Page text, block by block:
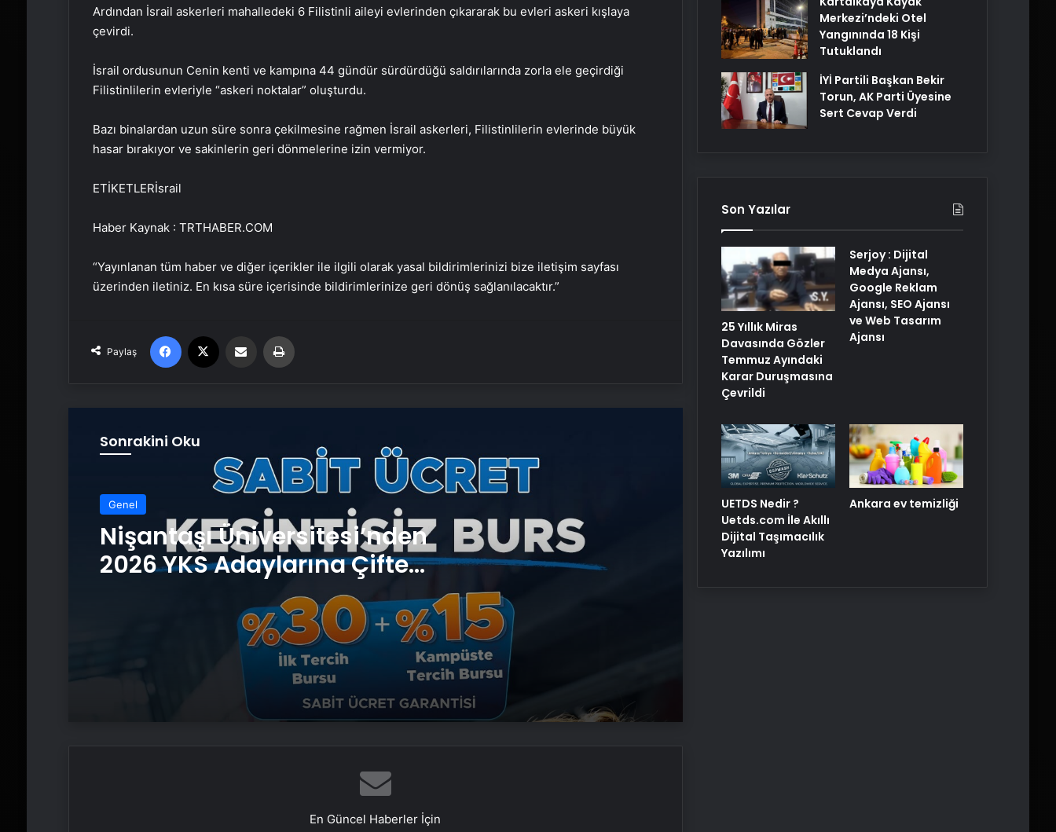
Ardından İsrail askerleri mahalledeki 6 Filistinli aileyi evlerinden çıkararak bu evleri askeri kışlaya
çevirdi.
İsrail ordusunun Cenin kenti ve kampına 44 gündür sürdürdüğü saldırılarında zorla ele geçirdiği
Filistinlilerin evleriyle “askeri noktalar” oluşturdu.
Bazı binalardan uzun süre sonra çekilmesine rağmen İsrail askerleri, Filistinlilerin evlerinde büyük
hasar bırakıyor ve sakinlerin geri dönmelerine izin vermiyor.
ETİKETLERİsrail
Haber Kaynak : TRTHABER.COM
“Yayınlanan tüm haber ve diğer içerikler ile ilgili olarak yasal bildirimlerinizi bize iletişim sayfası
üzerinden iletiniz. En kısa süre içerisinde bildirimlerinize geri dönüş sağlanılacaktır.”
Paylaş
Facebook Email'den paylaş
Sonrakini Oku
Genel
Nişantaşı Üniversitesi’nden
2026 YKS Adaylarına Çifte
Güvence: Sabit Ücret ve
Kesintisiz Burs
Adaylarına Çifte Güvence: Sabit
Ücret ve Kesintisiz Burs
Reklam Ajansı, SEO Ajansı ve Web
UETDS Nedir ? Uetds.com İle Akıllı
Dijital Taşımacılık Yazılımı
Ankara ev temizliği
Bigo Elmas Bayi – Güvenli, Hızlı ve
Uygun Fiyatlı Elmas Satın Almanın
Yeni Adresi
Datahost İle Güvenilir Sunucu
Hizmetleri
En Güncel Haberler İçin
Merkezi’ndeki Otel
Yangınında 18 Kişi
Tutuklandı
İYİ Partili Başkan Bekir
Torun, AK Parti Üyesine
Sert Cevap Verdi
Son Yazılar
25 Yıllık Miras
Davasında Gözler
Temmuz Ayındaki
Karar Duruşmasına
Çevrildi
Serjoy : Dijital
Medya Ajansı,
Google Reklam
Ajansı, SEO Ajansı
ve Web Tasarım
Ajansı
UETDS Nedir ?
Uetds.com İle Akıllı
Dijital Taşımacılık
Yazılımı
Ankara ev temizliği